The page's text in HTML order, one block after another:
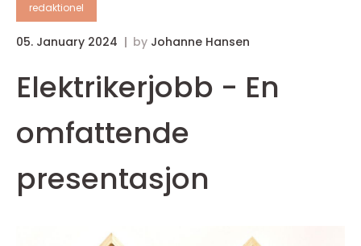
redaktionel
05. January 2024 by Johanne Hansen
Elektrikerjobb - En
omfattende
presentasjon